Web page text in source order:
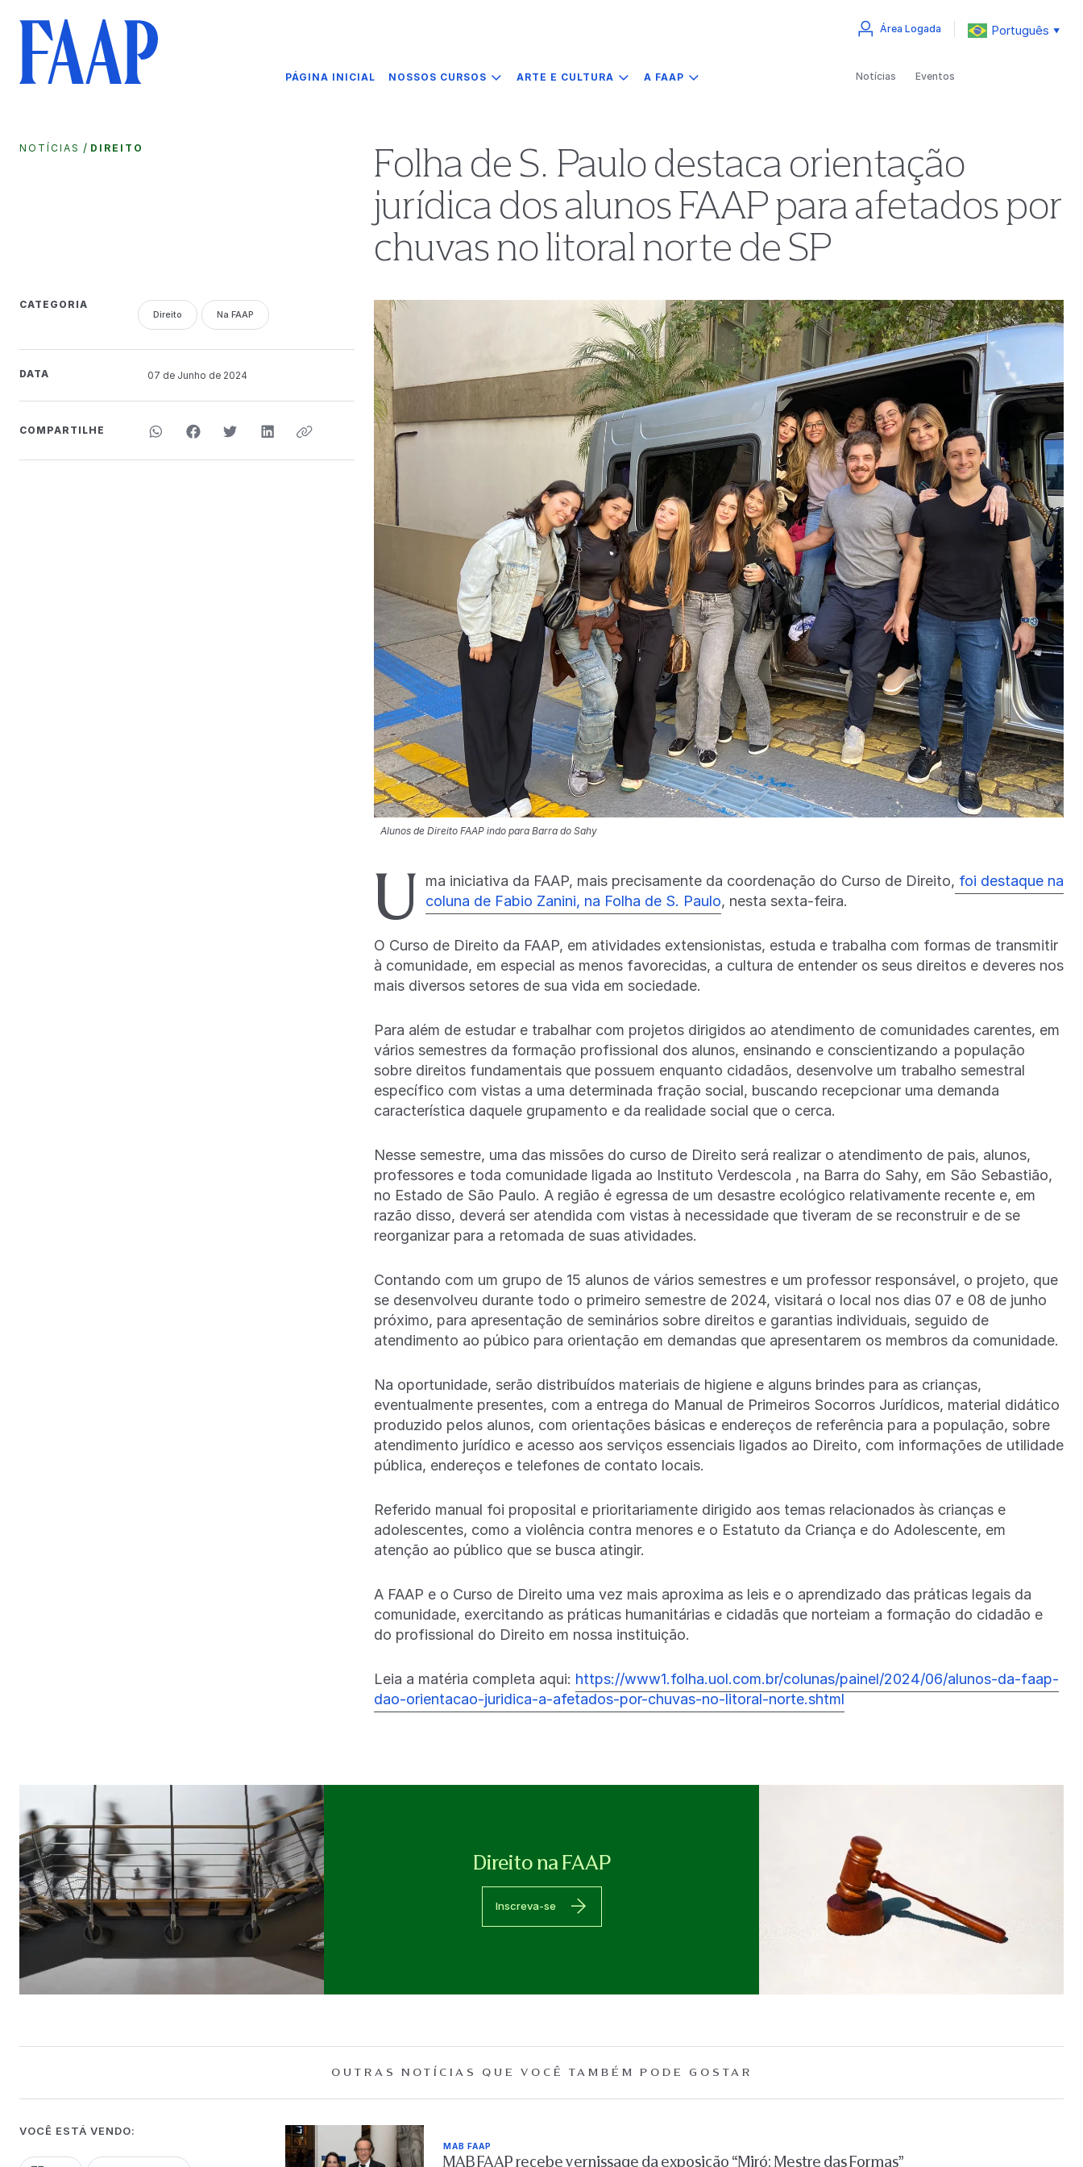
PÁGINA INICIAL NOSSOS CURSOS ARTE E CULTURA A FAAP
Área Logada Português ▼
Notícias Eventos
NOTÍCIAS / DIREITO
Folha de S. Paulo destaca orientação
jurídica dos alunos FAAP para afetados por
chuvas no litoral norte de SP
CATEGORIA
Direito Na FAAP
DATA 07 de Junho de 2024
COMPARTILHE
Alunos de Direito FAAP indo para Barra do Sahy
U ma iniciativa da FAAP, mais precisamente da coordenação do Curso de Direito, foi destaque na
coluna de Fabio Zanini, na Folha de S. Paulo, nesta sexta-feira.
O Curso de Direito da FAAP, em atividades extensionistas, estuda e trabalha com formas de transmitir
à comunidade, em especial as menos favorecidas, a cultura de entender os seus direitos e deveres nos
mais diversos setores de sua vida em sociedade.
Para além de estudar e trabalhar com projetos dirigidos ao atendimento de comunidades carentes, em
vários semestres da formação profissional dos alunos, ensinando e conscientizando a população
sobre direitos fundamentais que possuem enquanto cidadãos, desenvolve um trabalho semestral
específico com vistas a uma determinada fração social, buscando recepcionar uma demanda
característica daquele grupamento e da realidade social que o cerca.
Nesse semestre, uma das missões do curso de Direito será realizar o atendimento de pais, alunos,
professores e toda comunidade ligada ao Instituto Verdescola , na Barra do Sahy, em São Sebastião,
no Estado de São Paulo. A região é egressa de um desastre ecológico relativamente recente e, em
razão disso, deverá ser atendida com vistas à necessidade que tiveram de se reconstruir e de se
reorganizar para a retomada de suas atividades.
Contando com um grupo de 15 alunos de vários semestres e um professor responsável, o projeto, que
se desenvolveu durante todo o primeiro semestre de 2024, visitará o local nos dias 07 e 08 de junho
próximo, para apresentação de seminários sobre direitos e garantias individuais, seguido de
atendimento ao púbico para orientação em demandas que apresentarem os membros da comunidade.
Na oportunidade, serão distribuídos materiais de higiene e alguns brindes para as crianças,
eventualmente presentes, com a entrega do Manual de Primeiros Socorros Jurídicos, material didático
produzido pelos alunos, com orientações básicas e endereços de referência para a população, sobre
atendimento jurídico e acesso aos serviços essenciais ligados ao Direito, com informações de utilidade
pública, endereços e telefones de contato locais.
Referido manual foi proposital e prioritariamente dirigido aos temas relacionados às crianças e
adolescentes, como a violência contra menores e o Estatuto da Criança e do Adolescente, em
atenção ao público que se busca atingir.
A FAAP e o Curso de Direito uma vez mais aproxima as leis e o aprendizado das práticas legais da
comunidade, exercitando as práticas humanitárias e cidadãs que norteiam a formação do cidadão e
do profissional do Direito em nossa instituição.
Leia a matéria completa aqui: https://www1.folha.uol.com.br/colunas/painel/2024/06/alunos-da-faap-
dao-orientacao-juridica-a-afetados-por-chuvas-no-litoral-norte.shtml
Direito na FAAP
Inscreva-se
OUTRAS NOTÍCIAS QUE VOCÊ TAMBÉM PODE GOSTAR
VOCÊ ESTÁ VENDO:
MAB FAAP
MAB FAAP recebe vernissage da exposição “Miró: Mestre das Formas”